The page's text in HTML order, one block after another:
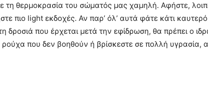
τη θερμοκρασία του σώματός μας χαμηλή. Αφήστε,
πιο light εκδοχές. Αν παρ’ όλ’ αυτά φάτε κάτι
δροσιά που έρχεται μετά την εφίδρωση, θα πρέπει ο
ρούχα που δεν βοηθούν ή βρίσκεστε σε πολλή υγρασία,